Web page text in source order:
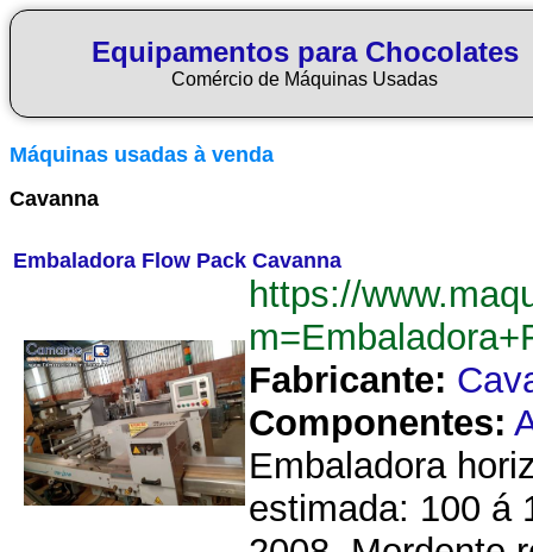
Equipamentos para Chocolates
Comércio de Máquinas Usadas
Máquinas usadas à venda
Cavanna
Embaladora Flow Pack Cavanna
https://
Fabricante:
Componentes:
Embaladora
estimada: 100 á